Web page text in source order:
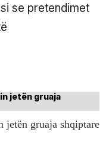
se pretendimet
gruaja shqiptare